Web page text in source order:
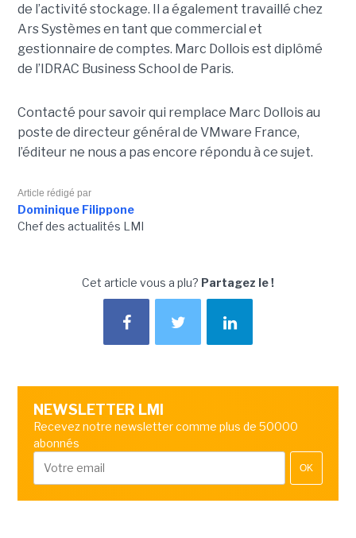
de l’activité stockage. Il a également travaillé chez
Ars Systèmes en tant que commercial et
gestionnaire de comptes. Marc Dollois est diplômé
de l’IDRAC Business School de Paris.
Contacté pour savoir qui remplace Marc Dollois au
poste de directeur général de VMware France,
l’éditeur ne nous a pas encore répondu à ce sujet.
Article rédigé par
Dominique Filippone
Chef des actualités LMI
Cet article vous a plu? Partagez le !
NEWSLETTER LMI
Recevez notre newsletter comme plus de 50000
abonnés
OK